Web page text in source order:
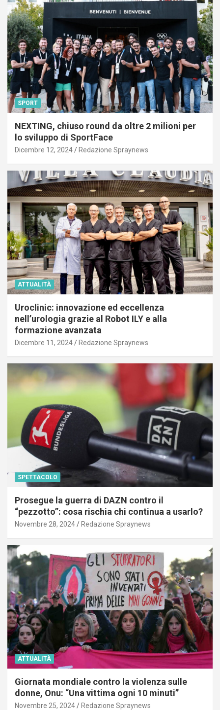
SPORT
NEXTING, chiuso round da oltre 2 milioni per
lo sviluppo di SportFace
Dicembre 12, 2024 Redazione Spraynews
ATTUALITÀ
Uroclinic: innovazione ed eccellenza
nell’urologia grazie al Robot ILY e alla
formazione avanzata
Dicembre 11, 2024 Redazione Spraynews
SPETTACOLO
Prosegue la guerra di DAZN contro il
“pezzotto”: cosa rischia chi continua a usarlo?
Novembre 28, 2024 Redazione Spraynews
ATTUALITÀ
Giornata mondiale contro la violenza sulle
donne, Onu: “Una vittima ogni 10 minuti”
Novembre 25, 2024 Redazione Spraynews